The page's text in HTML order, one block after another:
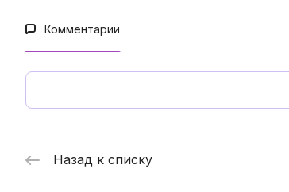
Комментарии
Назад к списку